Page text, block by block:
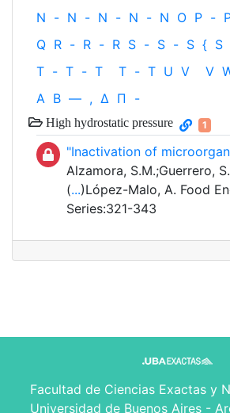
N - N - N - N - N O P -
Q R - R - R S - S - S { S
T - T - T T - T U V V
Α Β — , Δ Π -
High hydrostatic pressure 1
"Inactivation of
Alzamora, S.M.;Guerrero,
(...)López-Malo, A. Food
Series:321-343
Facultad de Ciencias Exactas y
Universidad de Buenos Aires -